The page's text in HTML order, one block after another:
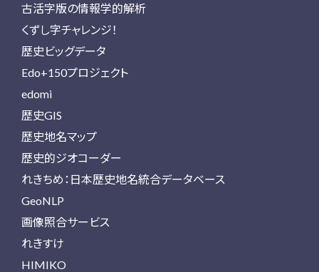
古活字版の情報学的解析
くずし字チャレンジ！
歴史ビッグデータ
Edo+150プロジェクト
edomi
歴史GIS
歴史地名マップ
歴史的ジオコーダー
れきちめ：日本歴史地名統合データベース
GeoNLP
画像照合サービス
れきすけ
HIMIKO